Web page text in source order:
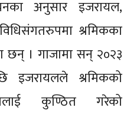
अनुसार इजरायल,
श्रमिकका
। गाजामा सन् २०२३
इजरायलले श्रमिकको
कुण्ठित गरेको